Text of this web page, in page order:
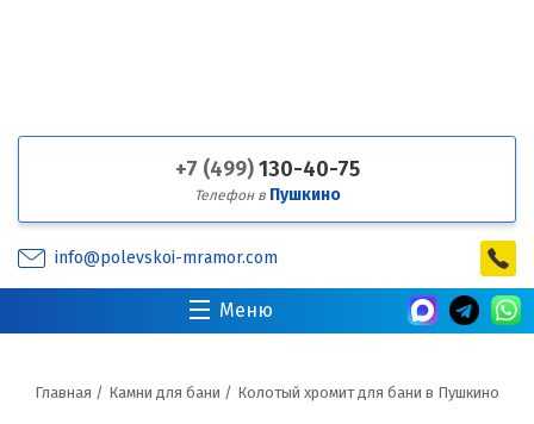
+7 (499)130-40-75
Телефон в Пушкино
info@polevskoi-mramor.com
Меню
Главная / Камни для бани / Колотый хромит для бани в Пушкино